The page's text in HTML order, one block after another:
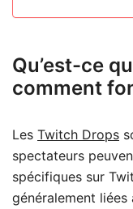
Qu’est-ce
comment
Les Twitch Drops
spectateurs
spécifiques sur
généralement liées